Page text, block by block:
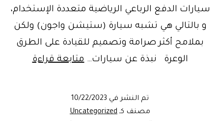
سيارات الدفع الرباعي الرياضية متعددة الإستخدام،
و بالتالي هي تشبه سيارة (ستيشن واجون) ولكن
بملامح أكثر صرامة وتصميم للقيادة على الطرق
الوعرة نبذة عن سيارات…متابعة قراءةايجار
تم النشر في 10/22/2023
مصنف كـ Uncategorized